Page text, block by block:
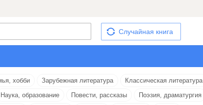
Случайная книга
хобби Зарубежная литература Классическая литература
Наука, образование Повести, рассказы Поэзия, драматургия